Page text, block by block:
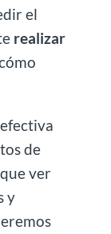
el
realizar
de
ver
y